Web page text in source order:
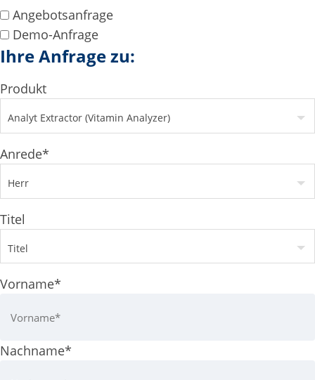
Angebotsanfrage
Demo-Anfrage
Ihre Anfrage zu:
Produkt
Anrede*
Titel
Vorname*
Nachname*